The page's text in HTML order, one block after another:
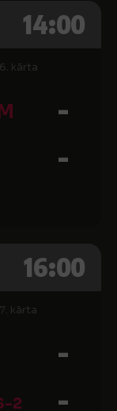
14:00
kārta
-
-
16:00
kārta
-
2 -